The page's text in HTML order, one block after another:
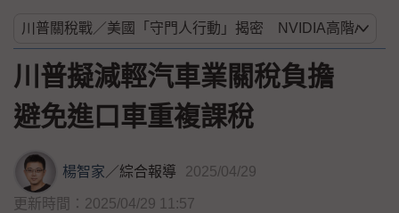
川普擬減輕汽車業關稅負擔
避免進口車重複課稅
楊智家 ／綜合報導 2025/04/29
更新時間：2025/04/29 11:57